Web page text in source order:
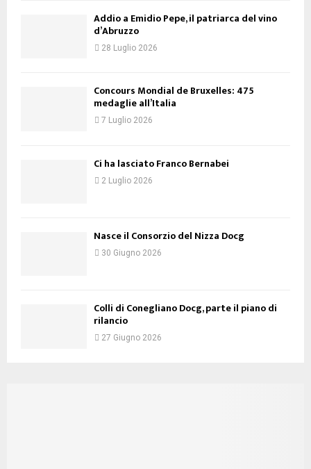
Addio a Emidio Pepe, il patriarca del vino
d’Abruzzo
28 Luglio 2026
Concours Mondial de Bruxelles: 475
medaglie all’Italia
7 Luglio 2026
Ci ha lasciato Franco Bernabei
2 Luglio 2026
Nasce il Consorzio del Nizza Docg
30 Giugno 2026
Colli di Conegliano Docg, parte il piano di
rilancio
27 Giugno 2026